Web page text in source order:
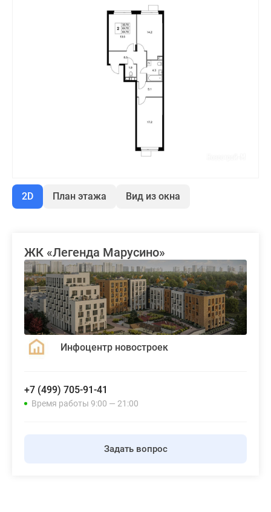
2D План этажа Вид из окна
ЖК «Легенда Марусино»
Инфоцентр новостроек
+7 (499) 705-91-41
Время работы 9:00 — 21:00
Задать вопрос